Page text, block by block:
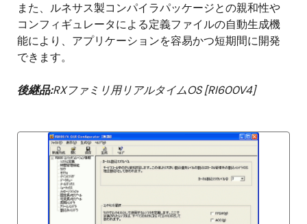
また、ルネサス製コンパイラパッケージとの親和性や
コンフィギュレータによる定義ファイルの自動生成機
能により、アプリケーションを容易かつ短期間に開発
できます。
後継品:RXファミリ用リアルタイムOS [RI600V4]